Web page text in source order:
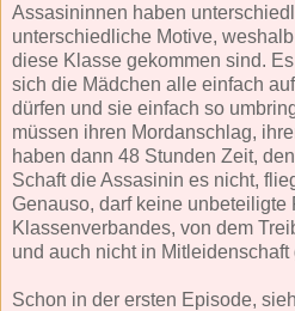
Assasininnen haben
unterschiedliche Motive,
diese Klasse gekommen sind.
sich die Mädchen alle einfach
dürfen und sie einfach so
müssen ihren Mordanschlag,
haben dann 48 Stunden Zeit,
Schaft die Assasinin es nicht,
Genauso, darf keine unbeteiligte
Klassenverbandes, von dem
und auch nicht in
Schon in der ersten Episode,